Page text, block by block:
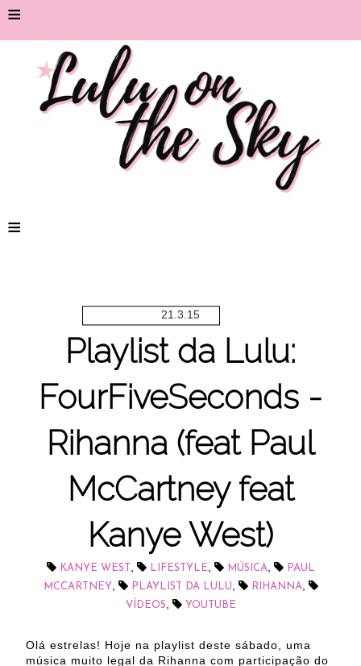
≡
≡
21.3.15
Playlist da Lulu:
FourFiveSeconds -
Rihanna (feat Paul
McCartney feat
Kanye West)
KANYE WEST , LIFESTYLE, MÚSICA,
PAUL
MCCARTNEY, PLAYLIST DA LULU, RIHANNA,
VÍDEOS, YOUTUBE
Olá estrelas! Hoje na playlist deste sábado, uma
música muito legal da Rihanna com participação do